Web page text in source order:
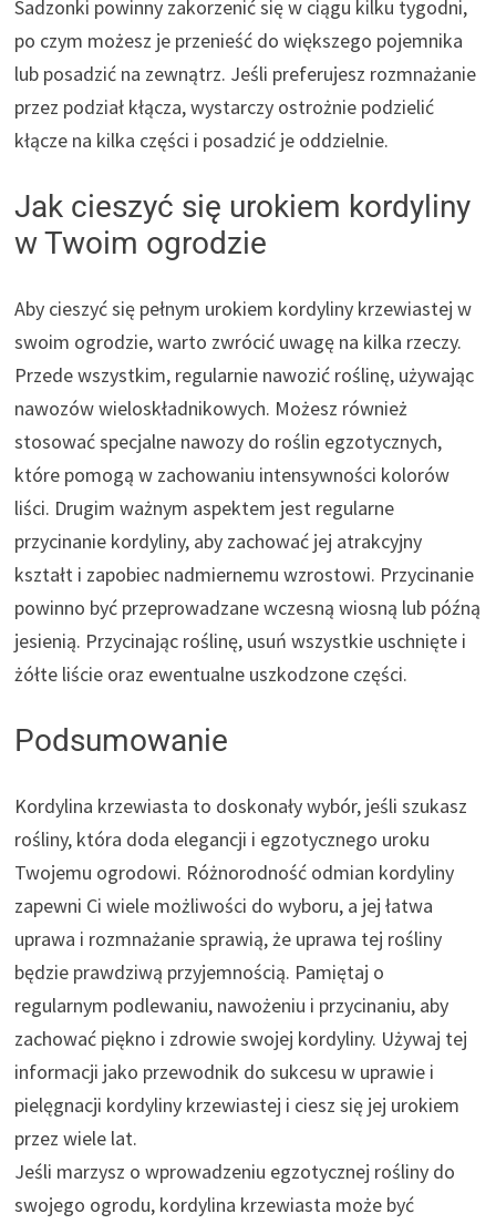
Sadzonki powinny zakorzenić się w ciągu kilku tygodni,
po czym możesz je przenieść do większego pojemnika
lub posadzić na zewnątrz. Jeśli preferujesz rozmnażanie
przez podział kłącza, wystarczy ostrożnie podzielić
kłącze na kilka części i posadzić je oddzielnie.
Jak cieszyć się urokiem kordyliny
w Twoim ogrodzie
Aby cieszyć się pełnym urokiem kordyliny krzewiastej w
swoim ogrodzie, warto zwrócić uwagę na kilka rzeczy.
Przede wszystkim, regularnie nawozić roślinę, używając
nawozów wieloskładnikowych. Możesz również
stosować specjalne nawozy do roślin egzotycznych,
które pomogą w zachowaniu intensywności kolorów
liści. Drugim ważnym aspektem jest regularne
przycinanie kordyliny, aby zachować jej atrakcyjny
kształt i zapobiec nadmiernemu wzrostowi. Przycinanie
powinno być przeprowadzane wczesną wiosną lub późną
jesienią. Przycinając roślinę, usuń wszystkie uschnięte i
żółte liście oraz ewentualne uszkodzone części.
Podsumowanie
Kordylina krzewiasta to doskonały wybór, jeśli szukasz
rośliny, która doda elegancji i egzotycznego uroku
Twojemu ogrodowi. Różnorodność odmian kordyliny
zapewni Ci wiele możliwości do wyboru, a jej łatwa
uprawa i rozmnażanie sprawią, że uprawa tej rośliny
będzie prawdziwą przyjemnością. Pamiętaj o
regularnym podlewaniu, nawożeniu i przycinaniu, aby
zachować piękno i zdrowie swojej kordyliny. Używaj tej
informacji jako przewodnik do sukcesu w uprawie i
pielęgnacji kordyliny krzewiastej i ciesz się jej urokiem
przez wiele lat.
Jeśli marzysz o wprowadzeniu egzotycznej rośliny do
swojego ogrodu, kordylina krzewiasta może być